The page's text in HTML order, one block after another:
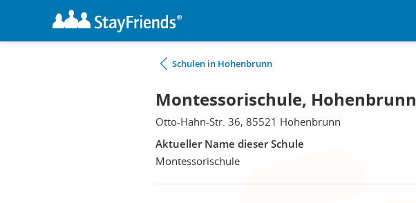
Schulen in Hohenbrunn
Montessorischule, Hohenbrunn
Otto-Hahn-Str. 36, 85521 Hohenbrunn
Aktueller Name dieser Schule
Montessorischule